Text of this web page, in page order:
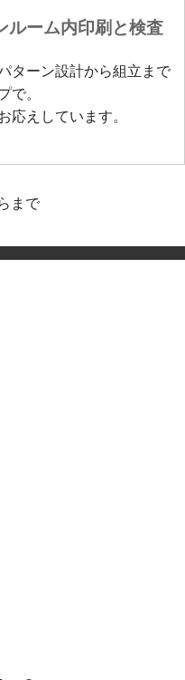
ルーム内印刷と検査
ターン設計から組立まで
で。
応えしています。
まで